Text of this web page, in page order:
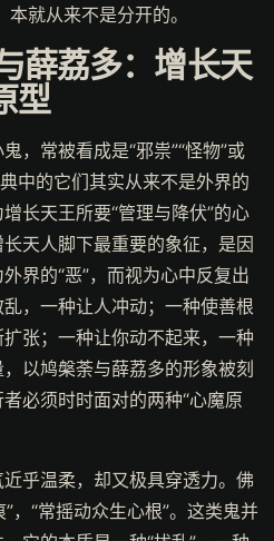
就从来不是分开的。
薛荔多：增长天
型
，常被看成是“邪祟”“怪物”或
中的它们其实从来不是外界的
长天王所要“管理与降伏”的心
天人脚下最重要的象征，是因
界的“恶”，而视为心中反复出
，一种让人冲动；一种使善根
张；一种让你动不起来，一种
以鸠槃荼与薛荔多的形象被刻
必须时时面对的两种“心魔原
乎温柔，却又极具穿透力。佛
，“常摇动众生心根”。这类鬼并